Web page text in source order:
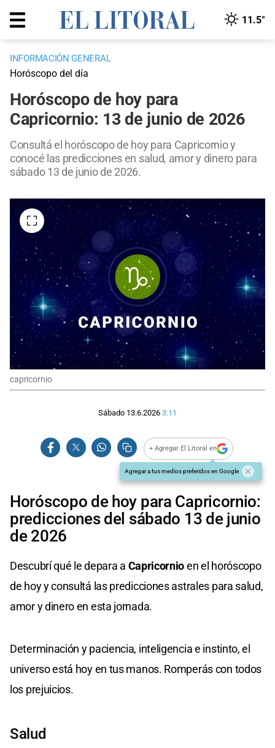
11.5°
INFORMACIÓN GENERAL
Horóscopo del día
Horóscopo de hoy para
Capricornio: 13 de junio de 2026
Consultá el horóscopo de hoy para Capricornio y
conocé las predicciones en salud, amor y dinero para
sábado 13 de junio de 2026.
capricornio
Sábado 13.6.2026 3:11
+ Agregar El Litoral en
Agregar a tus medios preferidos en Google
Horóscopo de hoy para Capricornio:
predicciones del sábado 13 de junio
de 2026
Descubrí qué le depara a Capricornioen el horóscopo
de hoy y consultá las predicciones astrales para salud,
amor y dinero en esta jornada.
Determinación y paciencia, inteligencia e instinto, el
universo está hoy en tus manos. Romperás con todos
los prejuicios.
Salud